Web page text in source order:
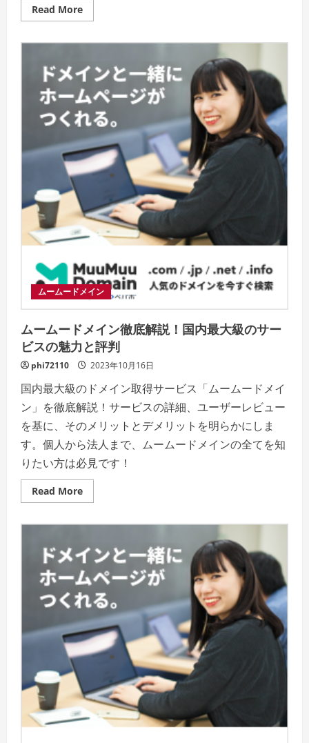
Read MoreRead
more
の
判:
日
本
の
利
用
者
と
っ
て
の
き
る
選
択
ムームードメイン
ムームードメイン徹底解説！国内最大級のサー
ビスの魅力と評判
phi72110 2023年10月16日
国内最大級のドメイン取得サービス「ムームードメイ
ン」を徹底解説！サービスの詳細、ユーザーレビュー
を基に、そのメリットとデメリットを明らかにしま
す。個人から法人まで、ムームードメインの全てを知
りたい方は必見です！
Read MoreRead
more
ー
ー
ド
メ
イ
ン
徹
底
説！
国
内
最
サ
ー
ビ
ス